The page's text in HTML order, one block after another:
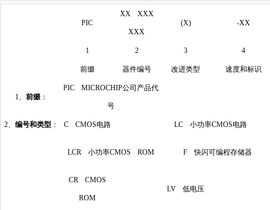
PIC
XX XXX
XXX
(X) -XX
1 2 3 4
前缀 器件编号 改进类型 速度和标识
1、 前缀：
PIC MICROCHIP公司产品代
号
2、 编号和类型： C CMOS电路 LC 小功率CMOS电路
LCR 小功率CMOS ROM F 快闪可编程存储器
CR CMOS
ROM
LV 低电压